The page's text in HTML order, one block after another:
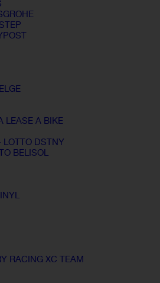
LEASE A BIKE
LOTTO DSTNY
BELISOL
RACING XC TEAM